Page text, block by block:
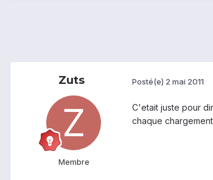
Zuts
Membre
Posté(e) 2 mai 2011
C'etait juste pour
chaque